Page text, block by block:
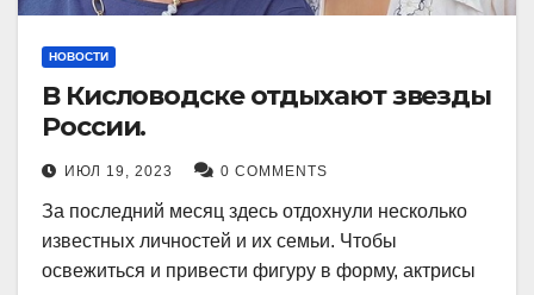
НОВОСТИ
В Кисловодске отдыхают звезды
России.
ИЮЛ 19, 2023 0 COMMENTS
За последний месяц здесь отдохнули несколько
известных личностей и их семьи. Чтобы
освежиться и привести фигуру в форму, актрисы